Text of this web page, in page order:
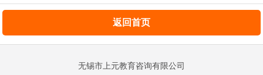
返回首页
无锡市上元教育咨询有限公司